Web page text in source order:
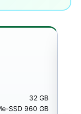
32 GB
SSD 960 GB